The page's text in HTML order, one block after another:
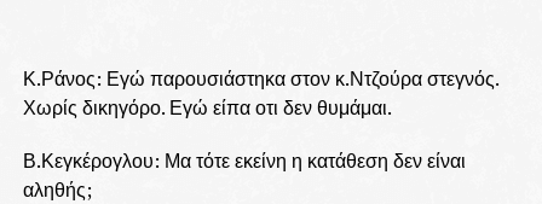
Κ.Ράνος: Εγώ παρουσιάστηκα στον κ.Ντζούρα στεγνός.
Χωρίς δικηγόρο. Εγώ είπα οτι δεν θυμάμαι.
Β.Κεγκέρογλου: Μα τότε εκείνη η κατάθεση δεν είναι
αληθής;